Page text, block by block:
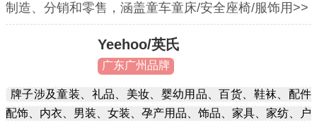
制造、分销和零售，涵盖童车童床/安全座椅/服饰用>>
Yeehoo/英氏
广东广州品牌
牌子涉及童装、礼品、美妆、婴幼用品、百货、鞋袜、配件
配饰、内衣、男装、女装、孕产用品、饰品、家具、家纺、户